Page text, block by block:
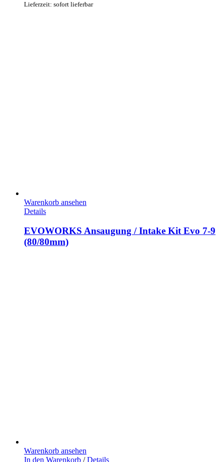
Lieferzeit: sofort lieferbar
Warenkorb ansehen
Details
EVOWORKS Ansaugung / Intake Kit Evo 7-9
(80/80mm)
Warenkorb ansehen
In den Warenkorb / Details